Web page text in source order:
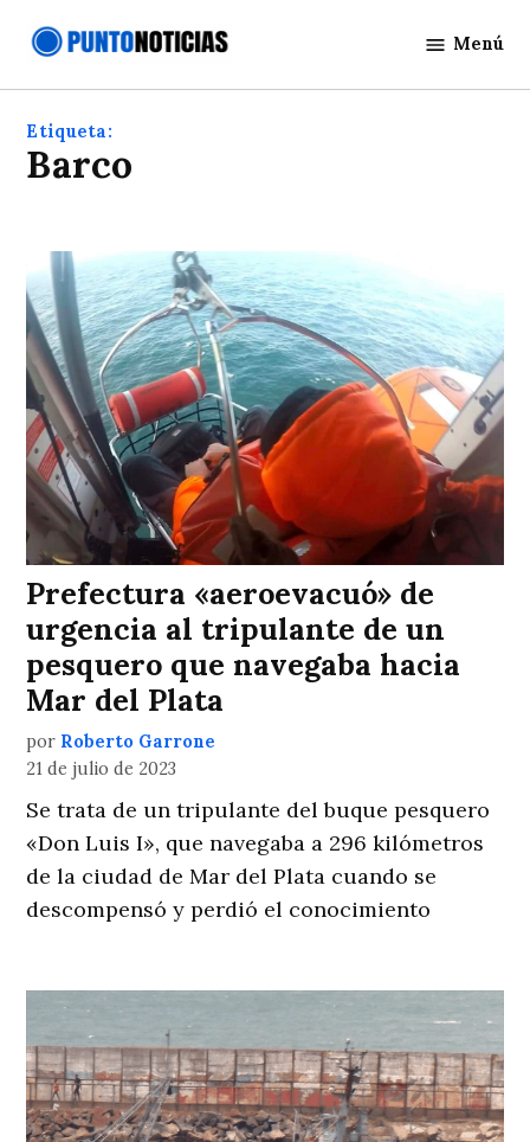
Noticias
Menú
Etiqueta:
barco
Prefectura «aeroevacuó» de
urgencia al tripulante de un
pesquero que navegaba hacia
Mar del Plata
por Roberto Garrone
21 de julio de 2023
Se trata de un tripulante del buque pesquero
«Don Luis I», que navegaba a 296 kilómetros
de la ciudad de Mar del Plata cuando se
descompensó y perdió el conocimiento